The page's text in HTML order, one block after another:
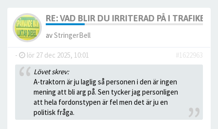
RE: VAD BLIR DU IRRITERAD PÅ I TRAFIKEN?
avStringerBell
- lör 27 dec 2025, 10:01
#1622963
Lövet skrev:
A-traktorn är ju laglig så personen i den är ingen
mening att bli arg på. Sen tycker jag personligen
att hela fordonstypen är fel men det är ju en
politisk fråga.